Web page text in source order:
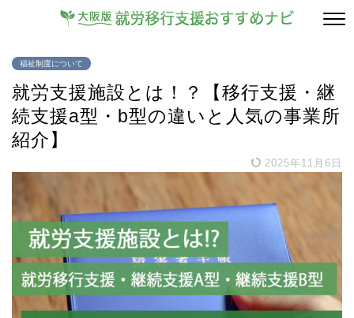
福祉制度について
就労支援施設とは！？【移行支援・継
続支援a型・b型の違いと人気の事業所
紹介】
2025年11月6日